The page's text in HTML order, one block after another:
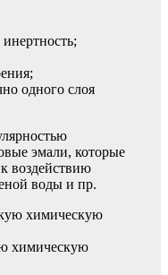
одного слоя
эмали, которые
воздействию
воды и пр.
химическую